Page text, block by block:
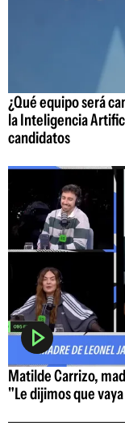
¿Qué equipo será
la Inteligencia
candidatos
Matilde Carrizo,
"Le dijimos que